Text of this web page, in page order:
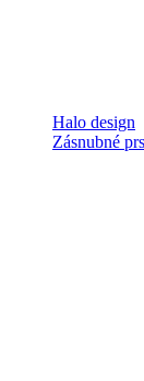
Halo design
Zásnubné